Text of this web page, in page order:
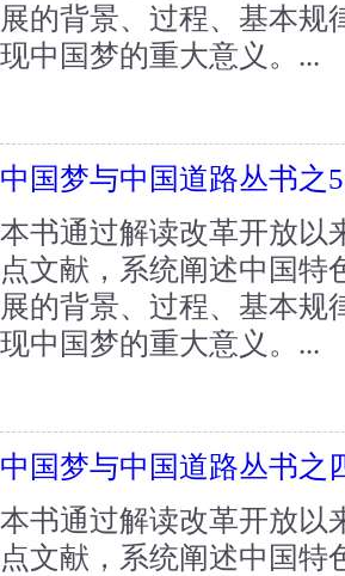
展的背景、过程、基本规
现中国梦的重大意义。...
中国梦与中国道路丛书之
本书通过解读改革开放以
点文献，系统阐述中国特
展的背景、过程、基本规
现中国梦的重大意义。...
中国梦与中国道路丛书之
本书通过解读改革开放以
点文献，系统阐述中国特